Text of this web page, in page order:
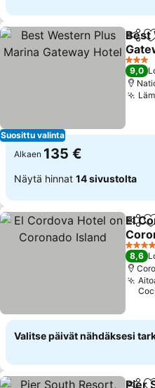
Suosittu valinta
Jaa
Best
3
9,0
Alkaen 135 €
Näytä hinnat 14 sivustolta
Jaa
El
4
8,6
Valitse päivät nähdäksesi
Pier